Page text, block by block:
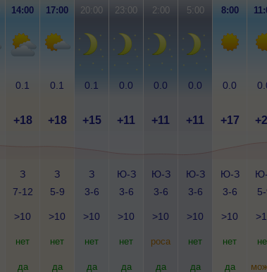
14:00 17:00 20:00 23:00 2:00 5:00 8:00
0.1 0.1 0.1 0.0 0.0 0.0 0.0
+18 +18 +15 +11 +11 +11 +17
З
7-12
З
5-9
З
3-6
Ю-З
3-6
Ю-З
3-6
Ю-З
3-6
Ю-З
3-6
>10 >10 >10 >10 >10 >10 >10
нет нет нет нет роса нет нет
да да да да да да да